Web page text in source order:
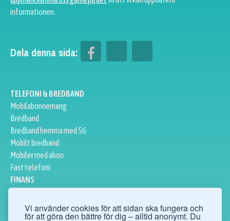
Vi använder cookies för att sidan ska fungera och
för att göra den bättre för dig – alltid anonymt. Du
informationen.
Dela denna sida:
TELEFONI & BREDBAND
Mobilabonnemang
Bredband
Bredband hemma med 5G
Mobilt bredband
Mobiler med abon
Fast telefoni
FINANS
Företagslån
Sparkonto